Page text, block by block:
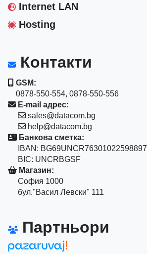
Internet LAN
Hosting
Контакти
GSM:
0878-550-554, 0878-550-556
E-mail адрес:
sales@datacom.bg
help@datacom.bg
Банкова сметка:
IBAN: BG69UNCR76301022598897
BIC: UNCRBGSF
Магазин:
София 1000
бул."Васил Левски" 111
Партньори